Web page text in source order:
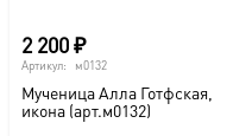
2 200₽
Артикул: м0132
Мученица Алла Готфская,
икона (арт.м0132)